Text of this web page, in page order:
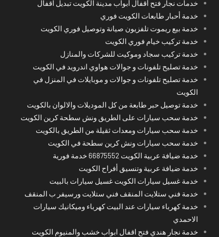
خدمات نجار فتح أقفال أبواب مدينة الكويت تبديل اقفال
خدمة أحبار طابعات الكويت فوري
خدمة بيع ريموت تلفزيون صيانة وتوصيل فوري الكويت
خدمة تركيب خيام فوري الكويت
خدمة تركيب سجاد وموكيت للشركات والمنازل
خدمة تصليح تلفونات و جوالات هواوي اندرويد في الكويت
خدمة تصليح تلفونات و جوالات و موبايلات في المنزل في
الكويت
خدمة توصيل حبر طابعة من كل الموديلات والالوان بالكويت
خدمة سحب سيارات على الطريق ونش سطحة كرين الكويت
خدمة سحب سيارات ومعدات ثقيلة من الطريق بالكويت
خدمة سحب سيارات ونش كرين سطحة في الكويت
خدمة ضيافة عربية الكويت 66875552 خدمة فورية
خدمة ضيافة عربية وتنسيق أفراح الكويت
خدمة غسيل سيارات الكويت غسيل سيارات بالبيت
خدمة فني ستلايت المنقف فني ستلايت ورسيفر ب المنقف
خدمة كهرباء سيارات عند البيت كهرباء وميكانيك سيارات
الاحمدي
خدمة نجار هندي فتح اقفال ابواب خشب والمنيوم الكويت